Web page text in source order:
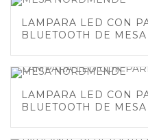
LAMPARA LED CON
BLUETOOTH DE
LAMPARA LED CON
BLUETOOTH DE